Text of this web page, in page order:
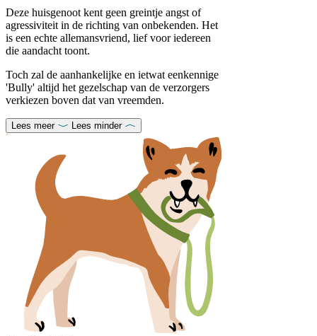
Deze huisgenoot kent geen greintje angst of
agressiviteit in de richting van onbekenden. Het
is een echte allemansvriend, lief voor iedereen
die aandacht toont.
Toch zal de aanhankelijke en ietwat eenkennige
'Bully' altijd het gezelschap van de verzorgers
verkiezen boven dat van vreemden.
Lees meer Lees minder